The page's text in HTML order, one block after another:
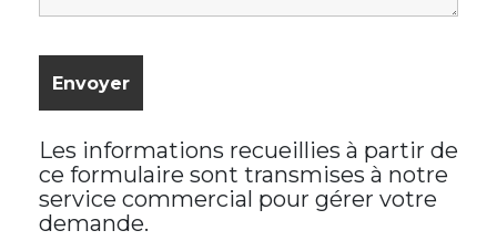
Les informations recueillies à partir de
ce formulaire sont transmises à notre
service commercial pour gérer votre
demande.